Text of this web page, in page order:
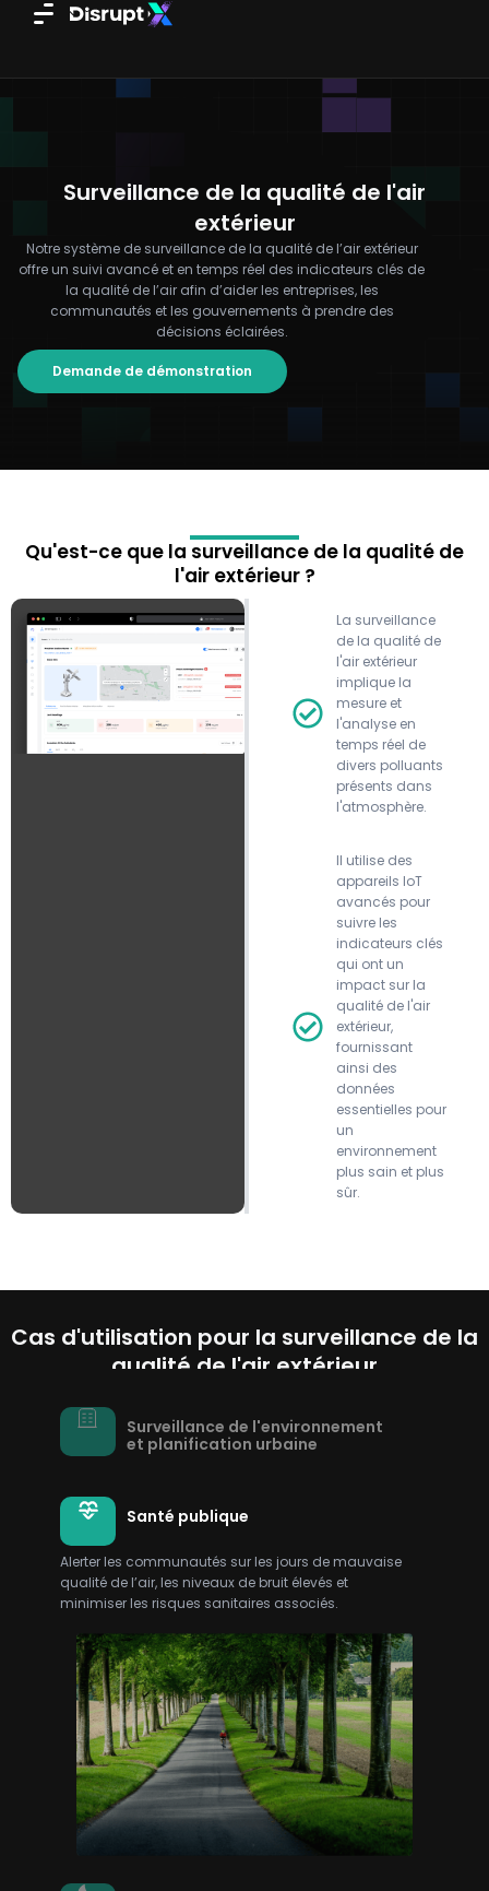
Surveillance de la qualité de l'air
extérieur
Notre système de surveillance de la qualité de l’air extérieur
offre un suivi avancé et en temps réel des indicateurs clés de
la qualité de l’air afin d’aider les entreprises, les
communautés et les gouvernements à prendre des
décisions éclairées.
Demande de démonstration
Qu'est-ce que la surveillance de la qualité de
l'air extérieur ?
La surveillance
de la qualité de
l'air extérieur
implique la
mesure et
l'analyse en
temps réel de
divers polluants
présents dans
l'atmosphère.
Il utilise des
appareils IoT
avancés pour
suivre les
indicateurs clés
qui ont un
impact sur la
qualité de l'air
extérieur,
fournissant
ainsi des
données
essentielles pour
un
environnement
plus sain et plus
sûr.
Cas d'utilisation pour la surveillance de la
qualité de l'air extérieur
Surveillance de l'environnement
et planification urbaine
Santé publique
Alerter les communautés sur les jours de mauvaise
qualité de l’air, les niveaux de bruit élevés et
minimiser les risques sanitaires associés.